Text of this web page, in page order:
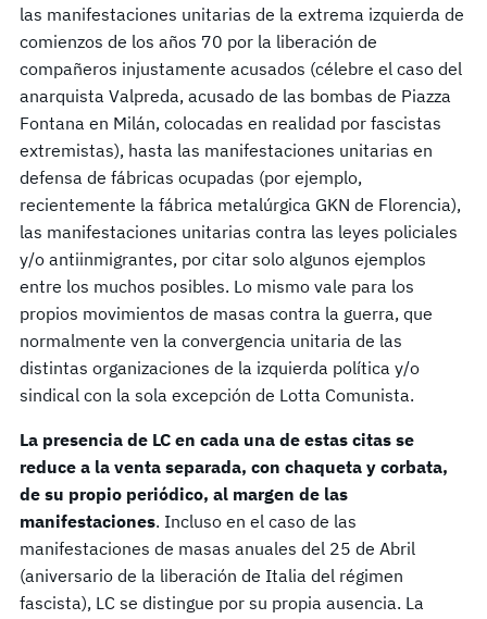
las manifestaciones unitarias de la extrema izquierda de
comienzos de los años 70 por la liberación de
compañeros injustamente acusados (célebre el caso del
anarquista Valpreda, acusado de las bombas de Piazza
Fontana en Milán, colocadas en realidad por fascistas
extremistas), hasta las manifestaciones unitarias en
defensa de fábricas ocupadas (por ejemplo,
recientemente la fábrica metalúrgica GKN de Florencia),
las manifestaciones unitarias contra las leyes policiales
y/o antiinmigrantes, por citar solo algunos ejemplos
entre los muchos posibles. Lo mismo vale para los
propios movimientos de masas contra la guerra, que
normalmente ven la convergencia unitaria de las
distintas organizaciones de la izquierda política y/o
sindical con la sola excepción de Lotta Comunista.
La presencia de LC en cada una de estas citas se
reduce a la venta separada, con chaqueta y corbata,
de su propio periódico, al margen de las
manifestaciones. Incluso en el caso de las
manifestaciones de masas anuales del 25 de Abril
(aniversario de la liberación de Italia del régimen
fascista), LC se distingue por su propia ausencia. La